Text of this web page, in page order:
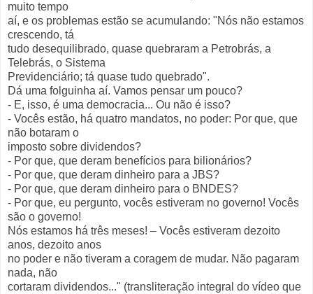
muito tempo
aí, e os problemas estão se acumulando: "Nós não estamos
crescendo, tá
tudo desequilibrado, quase quebraram a Petrobrás, a
Telebrás, o Sistema
Previdenciário; tá quase tudo quebrado".
Dá uma folguinha aí. Vamos pensar um pouco?
- E, isso, é uma democracia... Ou não é isso?
- Vocês estão, há quatro mandatos, no poder: Por que, que
não botaram o
imposto sobre dividendos?
- Por que, que deram benefícios para bilionários?
- Por que, que deram dinheiro para a JBS?
- Por que, que deram dinheiro para o BNDES?
- Por que, eu pergunto, vocês estiveram no governo! Vocês
são o governo!
Nós estamos há três meses! – Vocês estiveram dezoito
anos, dezoito anos
no poder e não tiveram a coragem de mudar. Não pagaram
nada, não
cortaram dividendos..." (transliteração integral do vídeo que